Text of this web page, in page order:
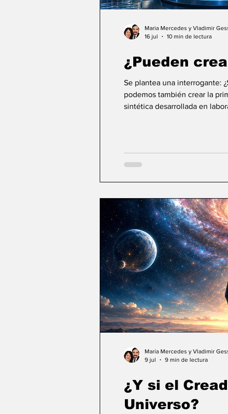
¿Pueden
Se plantea una interrogante:
podemos también crear la
sintética desarrollada en
Maria Mercedes y Vladimir
16 jul
10 min de lectura
¿Y si el
Universo?
María Mercedes y Vladimir
9 jul
9 min de lectura